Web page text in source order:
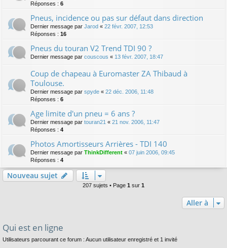
Réponses : 6
Pneus, incidence ou pas sur défaut dans direction
Dernier message par Jarod « 22 févr. 2007, 12:53
Réponses : 16
Pneus du touran V2 Trend TDI 90 ?
Dernier message par couscous « 13 févr. 2007, 18:47
Coup de chapeau à Euromaster ZA Thibaud à
Toulouse.
Dernier message par spyde « 22 déc. 2006, 11:48
Réponses : 6
Age limite d'un pneu = 6 ans ?
Dernier message par touran21 « 21 nov. 2006, 11:47
Réponses : 4
Photos Amortisseurs Arrières - TDI 140
Dernier message par ThinkDifferent « 07 juin 2006, 09:45
Réponses : 4
Nouveau sujet
207 sujets • Page 1 sur 1
Aller à
Qui est en ligne
Utilisateurs parcourant ce forum : Aucun utilisateur enregistré et 1 invité